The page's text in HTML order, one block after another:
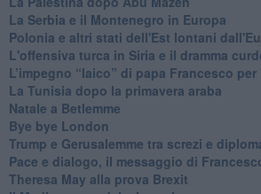
La Serbia e il Montenegro in Europa
Polonia e altri stati dell'Est lontani
L'offensiva turca in Siria e il dramma
L’impegno “laico” di papa Francesco per
La Tunisia dopo la primavera araba
Natale a Betlemme
Bye bye London
Trump e Gerusalemme tra screzi e
Pace e dialogo, il messaggio di
Theresa May alla prova Brexit